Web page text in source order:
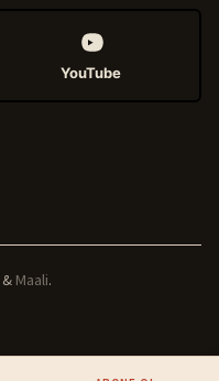
YouTube
&Maali.